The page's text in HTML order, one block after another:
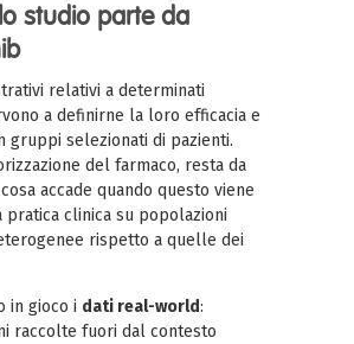
studio parte da
relativi a determinati
a definirne la loro efficacia e
gruppi selezionati di pazienti.
del farmaco, resta da
accade quando questo viene
pratica clinica su popolazioni
rispetto a quelle dei
in gioco i dati real-world:
raccolte fuori dal contesto